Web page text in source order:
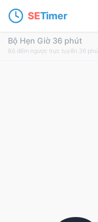
SETimer
Bộ Hẹn Giờ 36 phút
Bộ đếm ngược trực tuyến 36